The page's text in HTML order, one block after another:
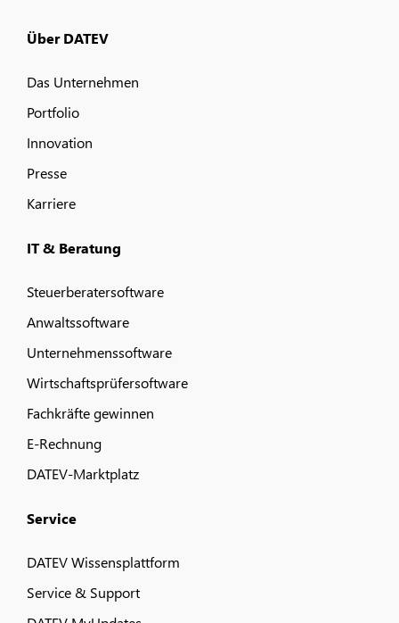
Über DATEV
Das Unternehmen
Portfolio
Innovation
Presse
Karriere
IT & Beratung
Steuerberatersoftware
Anwaltssoftware
Unternehmenssoftware
Wirtschaftsprüfersoftware
Fachkräfte gewinnen
E-Rechnung
DATEV-Marktplatz
Service
DATEV Wissensplattform
Service & Support